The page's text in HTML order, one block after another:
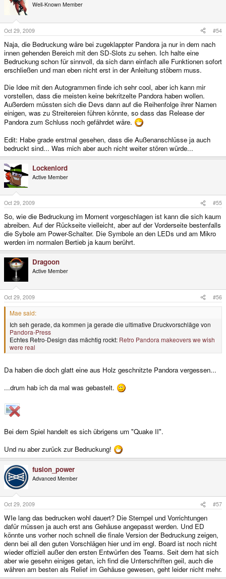
Well-Known Member
Oct 29, 2009 #54
Naja, die Bedruckung wäre bei zugeklappter Pandora ja nur in dem nach
innen gehenden Bereich mit den SD-Slots zu sehen. Ich halte eine
Bedruckung schon für sinnvoll, da sich dann einfach alle Funktionen sofort
erschließen und man eben nicht erst in der Anleitung stöbern muss.
Die Idee mit den Autogrammen finde ich sehr cool, aber ich kann mir
vorstellen, dass die meisten keine bekritzelte Pandora haben wollen.
Außerdem müssten sich die Devs dann auf die Reihenfolge ihrer Namen
einigen, was zu Streitereien führen könnte, so dass das Release der
Pandora zum Schluss noch gefährdet wäre.
Edit: Habe grade erstmal gesehen, dass die Außenanschlüsse ja auch
bedruckt sind... Was mich aber auch nicht weiter stören würde...
Lockenlord
Active Member
Oct 29, 2009 #55
So, wie die Bedruckung im Moment vorgeschlagen ist kann die sich kaum
abreiben. Auf der Rückseite vielleicht, aber auf der Vorderseite bestenfalls
die Sybole am Power-Schalter. Die Symbole an den LEDs und am Mikro
werden im normalen Bertieb ja kaum berührt.
Dragoon
Active Member
Oct 29, 2009 #56
Mae said:
Ich seh gerade, da kommen ja gerade die ultimative Druckvorschläge von
Pandora-Press
Echtes Retro-Design das mächtig rockt: Retro Pandora makeovers we wish
were real
Da haben die doch glatt eine aus Holz geschnitzte Pandora vergessen...
...drum hab ich da mal was gebastelt.
Bei dem Spiel handelt es sich übrigens um "Quake II".
Und nu aber zurück zur Bedruckung!
fusion_power
Advanced Member
Oct 29, 2009 #57
WIe lang das bedrucken wohl dauert? Die Stempel und Vorrichtungen
dafür müssen ja auch erst ans Gehäuse angepasst werden. Und ED
könnte uns vorher noch schnell die finale Version der Bedruckung zeigen,
denn bei all den guten Vorschlägen hier und im engl. Board ist noch nicht
wieder offiziell außer den ersten Entwürfen des Teams. Seit dem hat sich
aber wie gesehn einiges getan, ich find die Unterschriften geil, auch die
währen am besten als Relief im Gehäuse gewesen, geht leider nicht mehr.